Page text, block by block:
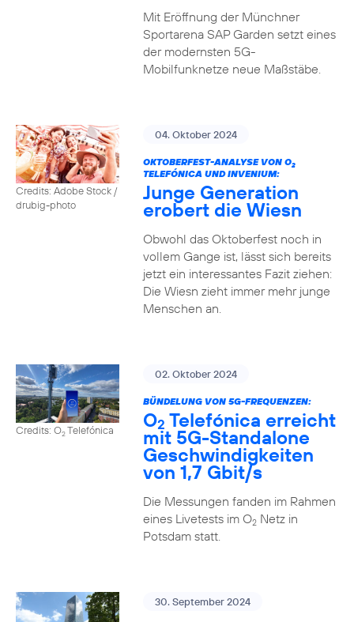
Mit Eröffnung der Münchner
Sportarena SAP Garden setzt eines
der modernsten 5G-
Mobilfunknetze neue Maßstäbe.
Credits: Adobe Stock /
drubig-photo
04. Oktober 2024
OKTOBERFEST-ANALYSE VON O2
TELEFÓNICA UND INVENIUM:
Junge Generation
erobert die Wiesn
Obwohl das Oktoberfest noch in
vollem Gange ist, lässt sich bereits
jetzt ein interessantes Fazit ziehen:
Die Wiesn zieht immer mehr junge
Menschen an.
Credits: O2Telefónica
02. Oktober 2024
BÜNDELUNG VON 5G-FREQUENZEN:
O2 Telefónica erreicht
mit 5G-Standalone
Geschwindigkeiten
von 1,7 Gbit/s
Die Messungen fanden im Rahmen
eines Livetests im O2Netz in
Potsdam statt.
30. September 2024